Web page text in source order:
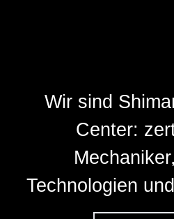
Wir sind
Center:
Technologien